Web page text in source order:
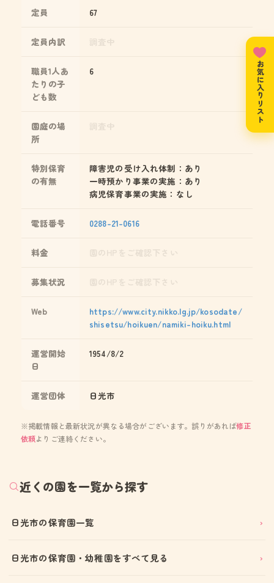
定員 67
定員内訳
職員1人あ
たりの子
ども数
6
園庭の場
所
特別保育
の有無
障害児の受け入れ体制：あり
一時預かり事業の実施：あり
病児保育事業の実施：なし
電話番号 0288-21-0616
料金
募集状況
Web
https://www.city.nikko.lg.jp/kosodate/
shisetsu/hoikuen/namiki-hoiku.html
運営開始
日
1954/8/2
運営団体 日光市
※掲載情報と最新状況が異なる場合がございます。誤りがあれば修正
依頼よりご連絡ください。
近くの園を一覧から探す
日光市の保育園一覧
日光市の保育園・幼稚園をすべて見る
お気に入りリスト